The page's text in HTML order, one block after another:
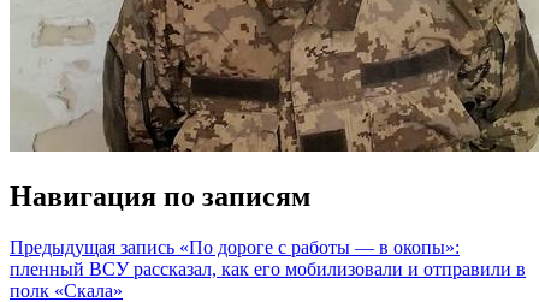
Навигация по записям
Предыдущая запись «По дороге с работы — в окопы»:
пленный ВСУ рассказал, как его мобилизовали и отправили в
полк «Скала»